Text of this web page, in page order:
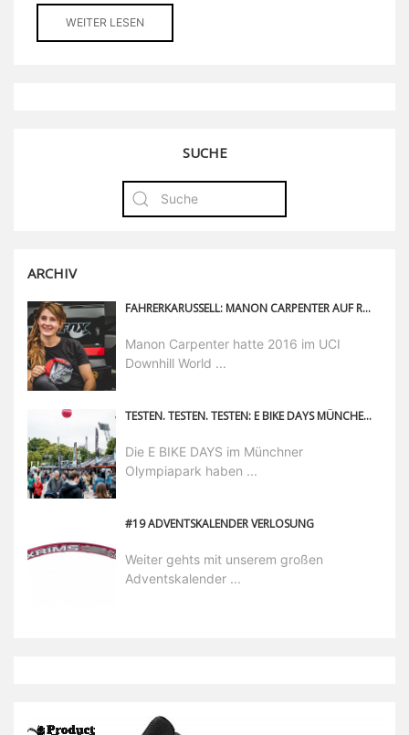
WEITER LESEN
SUCHE
ARCHIV
FAHRERKARUSSELL: MANON CARPENTER AUF RADON BIKES
Manon Carpenter hatte 2016 im UCI
Downhill World ...
TESTEN. TESTEN. TESTEN: E BIKE DAYS MÜNCHEN POWERED BY BURGENLAND VOM 26. BIS 28. APRIL 2024
Die E BIKE DAYS im Münchner
Olympiapark haben ...
#19 ADVENTSKALENDER VERLOSUNG
Weiter gehts mit unserem großen
Adventskalender ...